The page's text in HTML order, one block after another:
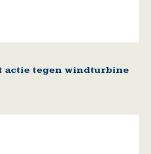
actie tegen windturbine